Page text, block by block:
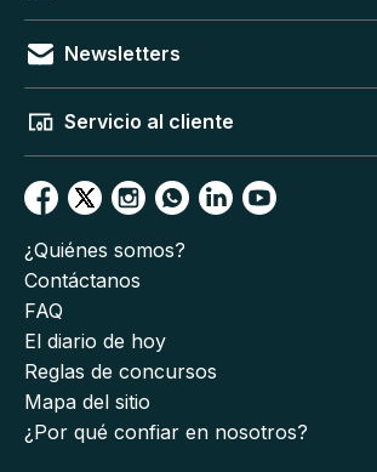
Newsletters
Servicio al cliente
¿Quiénes somos?
Contáctanos
FAQ
El diario de hoy
Reglas de concursos
Mapa del sitio
¿Por qué confiar en nosotros?